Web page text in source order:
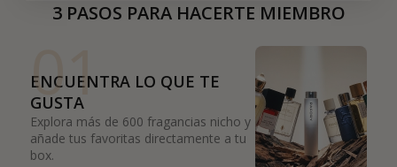
3 PASOS PARA HACERTE MIEMBRO
01
ENCUENTRA LO QUE TE
GUSTA
Explora más de 600 fragancias nicho y
añade tus favoritas directamente a tu
box.